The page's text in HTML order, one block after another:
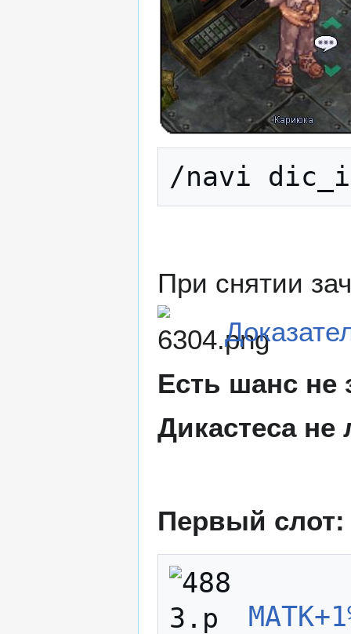
/navi
При снятии
Есть шанс не
Дикастеса не
Первый слот: